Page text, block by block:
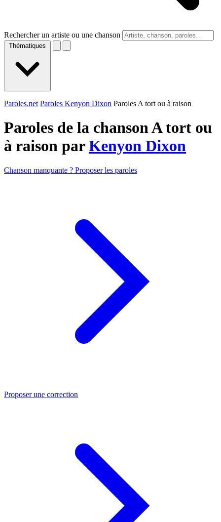
Rechercher un artiste ou une chanson
Thématiques
Paroles.net Paroles Kenyon Dixon Paroles A tort ou à raison
Paroles de la chanson A tort ou
à raison parKenyon Dixon
Chanson manquante ? Proposer les paroles
Proposer une correction